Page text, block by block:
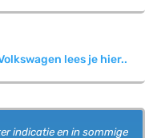
lees je hier..
indicatie en in sommige